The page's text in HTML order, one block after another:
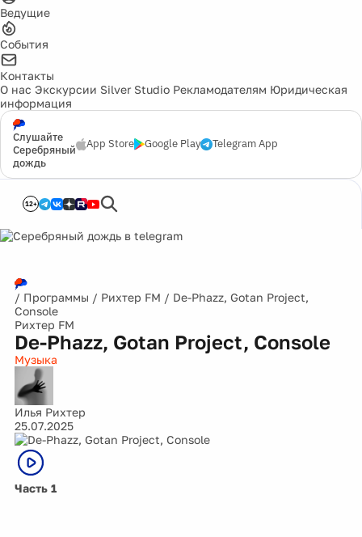
Ведущие
События
Контакты
О нас Экскурсии Silver Studio Рекламодателям Юридическая
информация
Слушайте
Серебряный
дождь
App Store Google Play Telegram App
12+
/ Программы / Рихтер FM / De-Phazz, Gotan Project,
Console
Рихтер FM
De-Phazz, Gotan Project, Console
Музыка
Илья Рихтер
25.07.2025
Часть 1